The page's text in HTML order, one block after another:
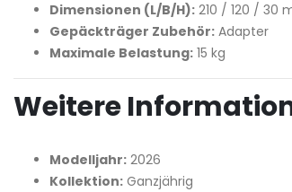
Dimensionen (L/B/H): 210 / 120 / 30
Gepäckträger Zubehör: Adapter
Maximale Belastung: 15 kg
Weitere
Modelljahr: 2026
Kollektion: Ganzjährig